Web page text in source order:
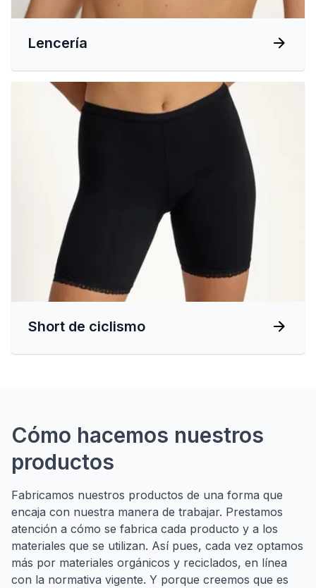
Lencería
Short de ciclismo
Cómo hacemos nuestros
productos
Fabricamos nuestros productos de una forma que
encaja con nuestra manera de trabajar. Prestamos
atención a cómo se fabrica cada producto y a los
materiales que se utilizan. Así pues, cada vez optamos
más por materiales orgánicos y reciclados, en línea
con la normativa vigente. Y porque creemos que es